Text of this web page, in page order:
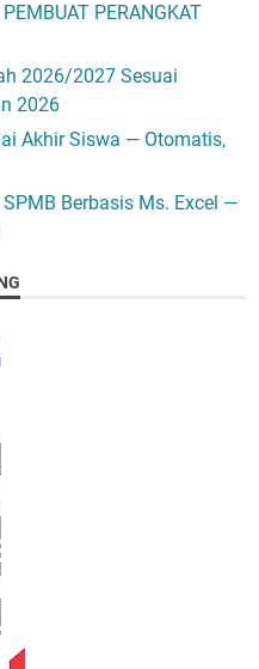
PERANGKAT
2026/2027 Sesuai
2026
Akhir Siswa — Otomatis,
Berbasis Ms. Excel —